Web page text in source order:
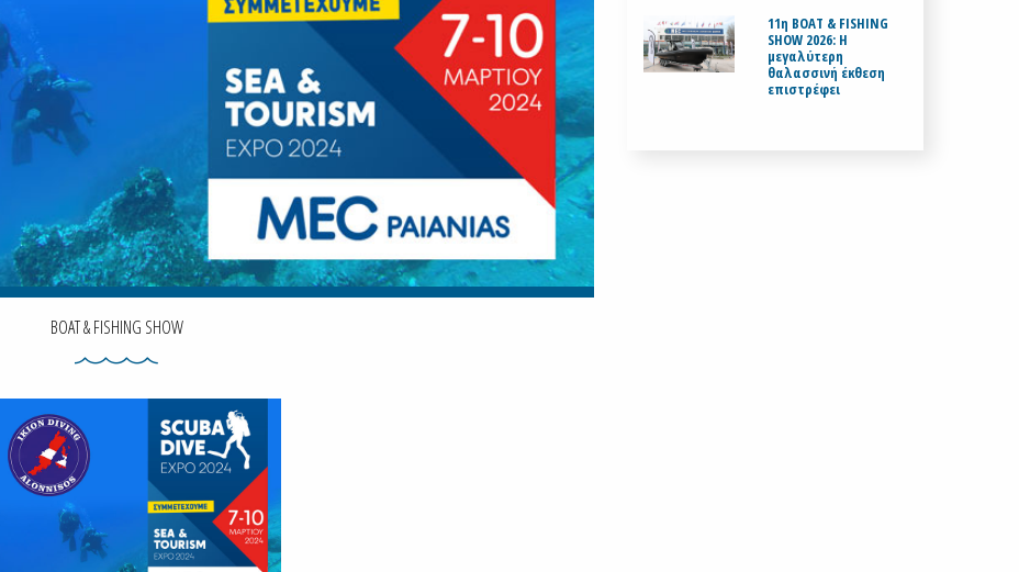
BOAT & FISHING SHOW
11η BOAT & FISHING
SHOW 2026: Η
μεγαλύτερη
θαλασσινή έκθεση
επιστρέφει